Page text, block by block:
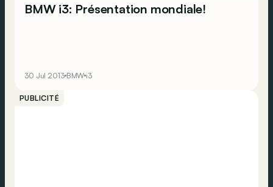
BMW i3: Présentation mondiale!
30 Jul 2013 BMW i3
PUBLICITÉ